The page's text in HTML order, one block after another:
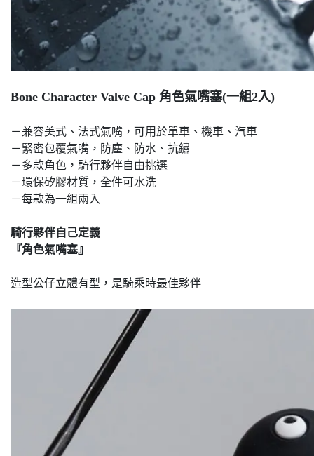
Bone Character Valve Cap 角色氣嘴塞(一組2入)
－兼容美式、法式氣嘴，可用於單車、機車、汽車
－緊密包覆氣嘴，防塵、防水、抗鏽
－多款角色，騎行夥伴自由挑選
－環保矽膠材質，全件可水洗
－每款為一組兩入
騎行夥伴自己定義
『角色氣嘴塞』
造型公仔立體有型，是騎乘時最佳夥伴